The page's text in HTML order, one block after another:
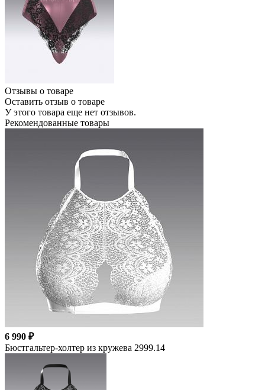
Отзывы о товаре
Оставить отзыв о товаре
У этого товара еще нет отзывов.
Рекомендованные товары
6 990 ₽
Бюстгальтер-холтер из кружева 2999.14